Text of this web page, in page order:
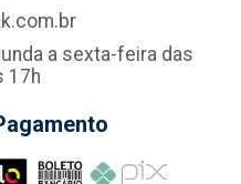
a sexta-feira das
17h